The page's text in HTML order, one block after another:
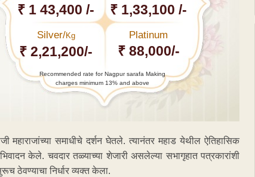
₹ 1 43,400 /- ₹ 1,33,100 /-
Silver/Kg
₹ 2,21,200/-
Platinum
₹ 88,000/-
Recommended rate for Nagpur sarafa Making
charges minimum 13% and above
महाराजांच्या समाधीचे दर्शन घेतले. त्यानंतर महाड येथील ऐतिहासिक
केले. चवदार तळ्याच्या शेजारी असलेल्या सभागृहात पत्रकारांशी
ठेवण्याचा निर्धार व्यक्त केला.